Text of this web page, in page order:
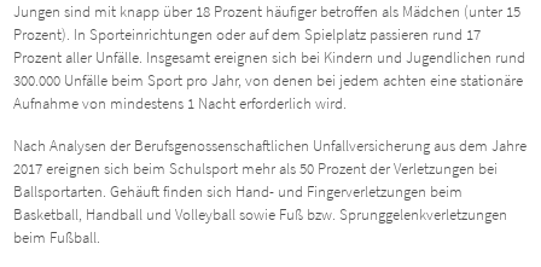
Jungen sind mit knapp über 18 Prozent häufiger betroffen als Mädchen (unter 15
Prozent). In Sporteinrichtungen oder auf dem Spielplatz passieren rund 17
Prozent aller Unfälle. Insgesamt ereignen sich bei Kindern und Jugendlichen rund
300.000 Unfälle beim Sport pro Jahr, von denen bei jedem achten eine stationäre
Aufnahme von mindestens 1 Nacht erforderlich wird.
Nach Analysen der Berufsgenossenschaftlichen Unfallversicherung aus dem Jahre
2017 ereignen sich beim Schulsport mehr als 50 Prozent der Verletzungen bei
Ballsportarten. Gehäuft finden sich Hand- und Fingerverletzungen beim
Basketball, Handball und Volleyball sowie Fuß bzw. Sprunggelenkverletzungen
beim Fußball.